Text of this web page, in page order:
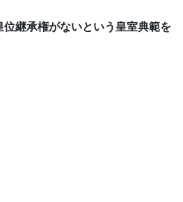
位継承権がないという皇室典範を